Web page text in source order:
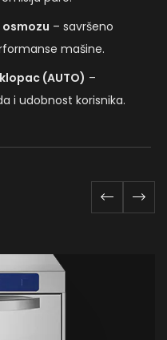
– savršeno
mašine.
(AUTO) –
i udobnost korisnika.